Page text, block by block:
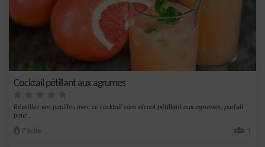
Cocktail pétillant aux agrumes
Réveillez vos papilles avec ce cocktail sans alcool pétillant aux agrumes, parfait
pour...
Facile 1